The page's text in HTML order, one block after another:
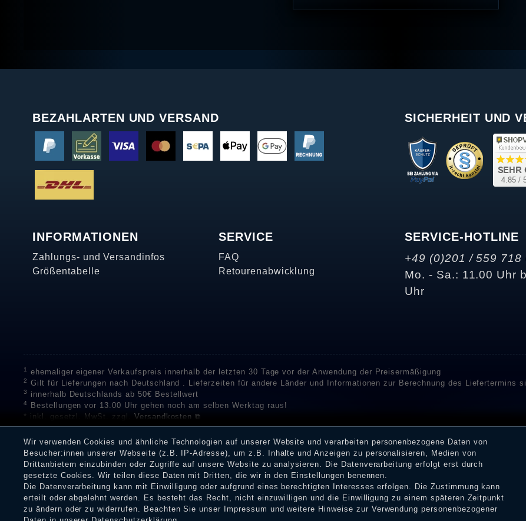
BEZAHLARTEN UND VERSAND SICHERHEIT UND
INFORMATIONEN
Zahlungs- und Versandinfos
Größentabelle
SERVICE
FAQ
Retourenabwicklung
SERVICE-HOTLINE
+49 (0)201 / 559 718
Mo. - Sa.: 11.00 Uhr
Uhr
1 ehemaliger eigener Verkaufspreis innerhalb der letzten 30 Tage vor der Anwendung der Preisermäßigung
2 Gilt für Lieferungen nach Deutschland . Lieferzeiten für andere Länder und Informationen zur Berechnung des Liefertermins
3 innerhalb Deutschlands ab 50€ Bestellwert
4
Bestellungen vor 13.00 Uhr gehen noch am selben Werktag raus!
* inkl. gesetzl. MwSt. zzgl. Versandkosten ⧉
** Unser Unternehmen sammelt über die unabhängigen Dienstleister SHOPVOTE und SHOPAUSKUNFT Bewertungen.
Bewertungen zu verifizieren.Informationen zur Echtheit von Kundenbewertungen auf SHOPVOTE finden Sie hier. ⧉
Eine Überprüfung der Bewertungen durch Shopauskunft hat vor deren Veröffentlichung nicht stattgefunden. Die Bewertungen
Dienstleistungen gar nicht erworben oder genutzt haben. Nach Erhalt einer Benachrichtigungs-E-Mail können Händler die
Shop informieren.
Wir verwenden Cookies und ähnliche Technologien auf unserer Website und verarbeiten personenbezogene Daten von
Besucher:innen unserer Webseite (z.B. IP-Adresse), um z.B. Inhalte und Anzeigen zu personalisieren, Medien von
Drittanbietern einzubinden oder Zugriffe auf unsere Website zu analysieren. Die Datenverarbeitung erfolgt erst durch
gesetzte Cookies. Wir teilen diese Daten mit Dritten, die wir in den Einstellungen benennen.
Die Datenverarbeitung kann mit Einwilligung oder aufgrund eines berechtigten Interesses erfolgen. Die Zustimmung kann
erteilt oder abgelehnt werden. Es besteht das Recht, nicht einzuwilligen und die Einwilligung zu einem späteren Zeitpunkt
zu ändern oder zu widerrufen. Beachten Sie unser
Impressum und weitere Hinweise zur Verwendung personenbezogener